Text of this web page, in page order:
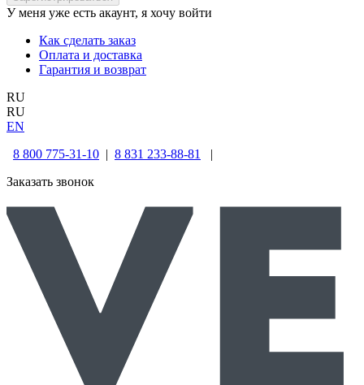
У меня уже есть акаунт, я хочу войти
Как сделать заказ
Оплата и доставка
Гарантия и возврат
RU
RU
EN
8 800 775-31-10 | 8 831 233-88-81
|
Заказать звонок